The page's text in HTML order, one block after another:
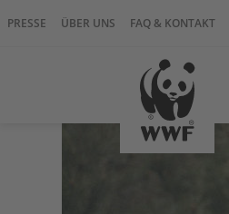
PRESSE ÜBER UNS FAQ & KONTAKT